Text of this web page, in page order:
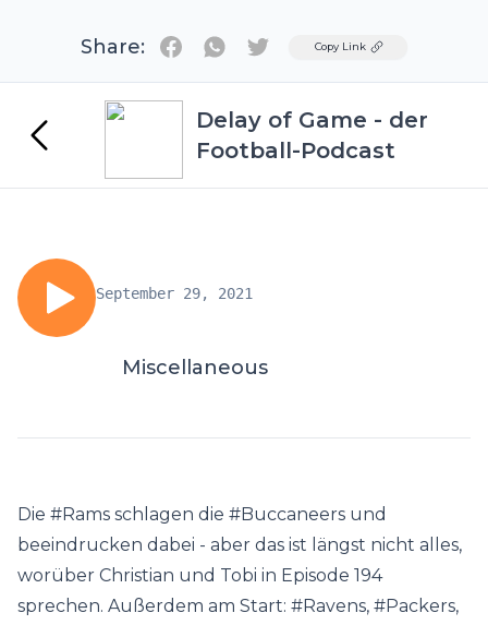
Share: TwitterCopy Link
Delay of Game - der
Football-Podcast
September 29, 2021
Miscellaneous
Die #Rams schlagen die #Buccaneers und
beeindrucken dabei - aber das ist längst nicht alles,
worüber Christian und Tobi in Episode 194
sprechen. Außerdem am Start: #Ravens, #Packers,